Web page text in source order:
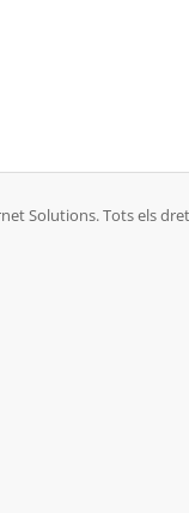
Solutions. Tots els